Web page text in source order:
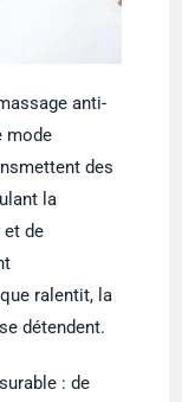
anti-
mode
des
la
et de
ralentit, la
détendent.
: de